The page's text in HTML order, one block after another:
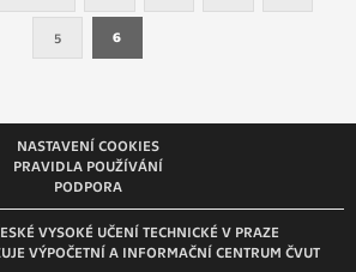
5 6
VYSOKÉ UČENÍ TECHNICKÉ V PRAZE
VÝPOČETNÍ A INFORMAČNÍ CENTRUM ČVUT
NASTAVENÍ COOKIES
PRAVIDLA POUŽÍVÁNÍ
PODPORA